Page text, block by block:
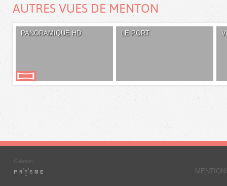
AUTRES VUES DE MENTON
PANORAMIQUE HD LE PORT